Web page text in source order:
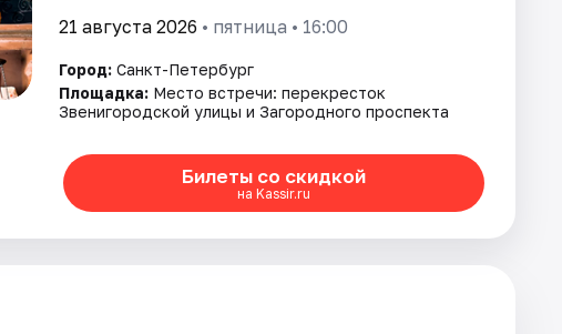
21 августа 2026 • пятница • 16:00
Город: Санкт-Петербург
Площадка: Место встречи: перекресток
Звенигородской улицы и Загородного проспекта
Билеты со скидкой
на Kassir.ru